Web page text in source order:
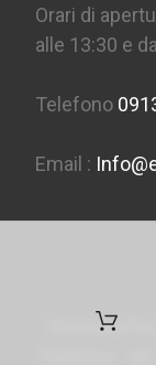
Orari di
alle 13:30 e
Telefono
Email :
Enoteca
Palermo -